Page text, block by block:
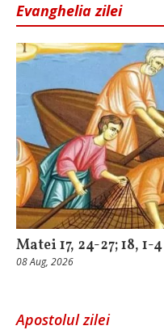
Evanghelia zilei
Matei 17, 24-27; 18, 1-4
08 Aug, 2026
Apostolul zilei